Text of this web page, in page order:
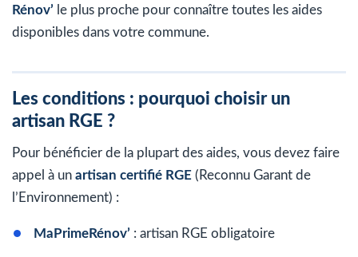
Rénov’ le plus proche pour connaître toutes les aides
disponibles dans votre commune.
Les conditions : pourquoi choisir un
artisan RGE ?
Pour bénéficier de la plupart des aides, vous devez faire
appel à un artisan certifié RGE (Reconnu Garant de
l’Environnement) :
MaPrimeRénov’ : artisan RGE obligatoire